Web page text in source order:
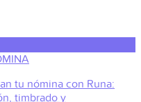
tu nómina con Runa:
timbrado y